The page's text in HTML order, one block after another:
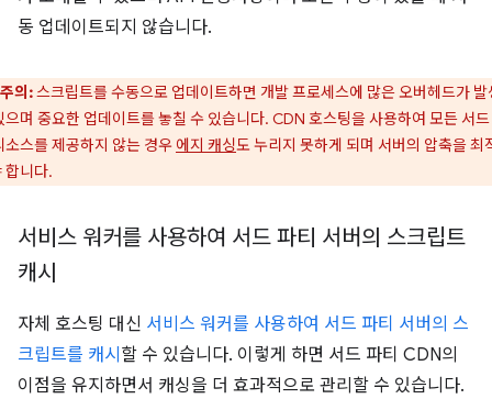
동 업데이트되지 않습니다.
주의:스크립트를 수동으로 업데이트하면 개발 프로세스에 많은 오버헤드가 발
으며 중요한 업데이트를 놓칠 수 있습니다. CDN 호스팅을 사용하여 모든 서
소스를 제공하지 않는 경우 에지 캐싱도 누리지 못하게 되며 서버의 압축을 최
합니다.
서비스 워커를 사용하여 서드 파티 서버의 스크립트
캐시
자체 호스팅 대신 서비스 워커를 사용하여 서드 파티 서버의 스
크립트를 캐시 할 수 있습니다. 이렇게 하면 서드 파티 CDN의
이점을 유지하면서 캐싱을 더 효과적으로 관리할 수 있습니다.